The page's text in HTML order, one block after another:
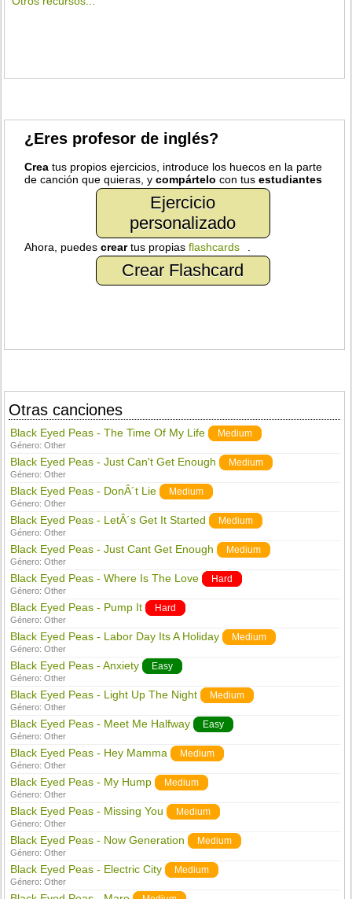
¿Eres profesor de inglés?
Crea tus propios ejercicios, introduce los huecos en la parte
de canción que quieras, ycompártelo con tusestudiantes
Ejercicio
personalizado
Ahora, puedescreartus propiasflashcards
Crear Flashcard
Otras canciones
Black Eyed Peas - The Time Of My Life Medium
Género:Other
Black Eyed Peas - Just Can't Get Enough Medium
Género:Other
Black Eyed Peas - DonÂ´t Lie Medium
Género:Other
Black Eyed Peas - LetÂ´s Get It Started Medium
Género:Other
Black Eyed Peas - Just Cant Get Enough Medium
Género:Other
Black Eyed Peas - Where Is The Love Hard
Género:Other
Black Eyed Peas - Pump It Hard
Género:Other
Black Eyed Peas - Labor Day Its A Holiday Medium
Género:Other
Black Eyed Peas - Anxiety Easy
Género:Other
Black Eyed Peas - Light Up The Night Medium
Género:Other
Black Eyed Peas - Meet Me Halfway Easy
Género:Other
Black Eyed Peas - Hey Mamma Medium
Género:Other
Black Eyed Peas - My Hump Medium
Género:Other
Black Eyed Peas - Missing You Medium
Género:Other
Black Eyed Peas - Now Generation Medium
Género:Other
Black Eyed Peas - Electric City Medium
Género:Other